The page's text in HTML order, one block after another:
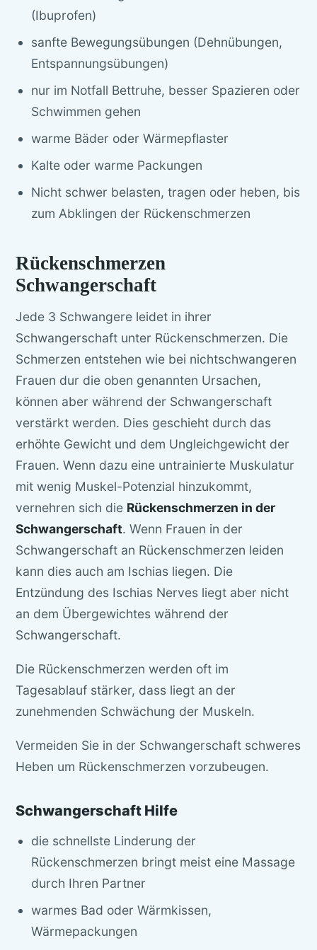
(Ibuprofen)
sanfte Bewegungsübungen (Dehnübungen,
Entspannungsübungen)
nur im Notfall Bettruhe, besser Spazieren oder
Schwimmen gehen
warme Bäder oder Wärmepflaster
Kalte oder warme Packungen
Nicht schwer belasten, tragen oder heben, bis
zum Abklingen der Rückenschmerzen
Rückenschmerzen
Schwangerschaft
Jede 3 Schwangere leidet in ihrer
Schwangerschaft unter Rückenschmerzen. Die
Schmerzen entstehen wie bei nichtschwangeren
Frauen dur die oben genannten Ursachen,
können aber während der Schwangerschaft
verstärkt werden. Dies geschieht durch das
erhöhte Gewicht und dem Ungleichgewicht der
Frauen. Wenn dazu eine untrainierte Muskulatur
mit wenig Muskel-Potenzial hinzukommt,
vernehren sich die Rückenschmerzen in der
Schwangerschaft. Wenn Frauen in der
Schwangerschaft an Rückenschmerzen leiden
kann dies auch am Ischias liegen. Die
Entzündung des Ischias Nerves liegt aber nicht
an dem Übergewichtes während der
Schwangerschaft.
Die Rückenschmerzen werden oft im
Tagesablauf stärker, dass liegt an der
zunehmenden Schwächung der Muskeln.
Vermeiden Sie in der Schwangerschaft schweres
Heben um Rückenschmerzen vorzubeugen.
Schwangerschaft Hilfe
die schnellste Linderung der
Rückenschmerzen bringt meist eine Massage
durch Ihren Partner
warmes Bad oder Wärmkissen,
Wärmepackungen